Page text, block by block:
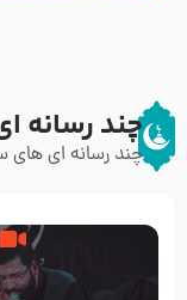
چند رسانه
چند رسانه ای های